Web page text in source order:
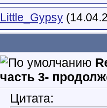
Little_Gypsy
часть 3-
Цитата: